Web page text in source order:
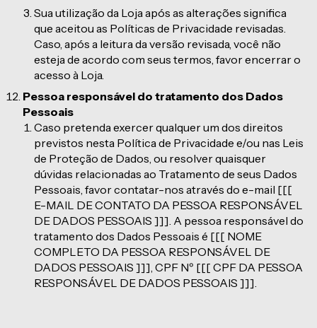
Sua utilização da Loja após as alterações significa
que aceitou as Políticas de Privacidade revisadas.
Caso, após a leitura da versão revisada, você não
esteja de acordo com seus termos, favor encerrar o
acesso à Loja.
Pessoa responsável do tratamento dos Dados
Pessoais
Caso pretenda exercer qualquer um dos direitos
previstos nesta Política de Privacidade e/ou nas Leis
de Proteção de Dados, ou resolver quaisquer
dúvidas relacionadas ao Tratamento de seus Dados
Pessoais, favor contatar-nos através do e-mail [[[
E-MAIL DE CONTATO DA PESSOA RESPONSÁVEL
DE DADOS PESSOAIS ]]]. A pessoa responsável do
tratamento dos Dados Pessoais é [[[ NOME
COMPLETO DA PESSOA RESPONSÁVEL DE
DADOS PESSOAIS ]]], CPF Nº [[[ CPF DA PESSOA
RESPONSÁVEL DE DADOS PESSOAIS ]]].